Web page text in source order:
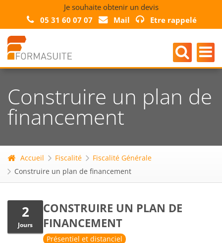
Je souhaite obtenir un devis
05 31 60 07 07
Mail Etre rappelé
Construire un plan de
financement
Accueil Fiscalité
Fiscalité Générale
Construire un plan de financement
2
Jours
CONSTRUIRE UN PLAN DE
FINANCEMENT
Présentiel et distanciel